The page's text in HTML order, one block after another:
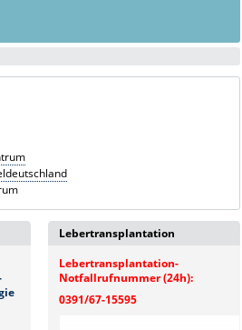
Lebertransplantation
Lebertransplantation-
Notfallrufnummer (24h):
0391/67-15595